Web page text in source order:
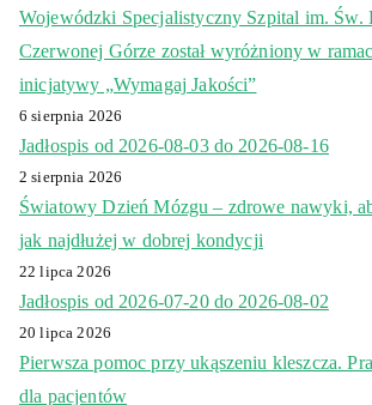
Wojewódzki Specjalistyczny Szpital im. Św.
Czerwonej Górze został wyróżniony w
inicjatywy „Wymagaj Jakości”
6 sierpnia 2026
Jadłospis od 2026-08-03 do 2026-08-16
2 sierpnia 2026
Światowy Dzień Mózgu – zdrowe nawyki,
jak najdłużej w dobrej kondycji
22 lipca 2026
Jadłospis od 2026-07-20 do 2026-08-02
20 lipca 2026
Pierwsza pomoc przy ukąszeniu kleszcza.
dla pacjentów